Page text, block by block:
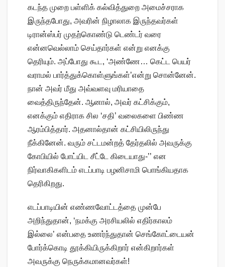
கடந்த முறை பள்ளிக் கல்வித்துறை அமைச்சராக
இருந்தபோது, அவரின் நிழாலாக இருந்தவர்கள்
டிரான்ஸ்பர் முதற்கொண்டு டெண்டர் வரை
என்னவெல்லாம் செய்தார்கள் என்று எனக்கு
தெரியும். அப்போது கூட, ‘அண்ணே… கெட்ட பெயர்
வராமல் பார்த்துக்கொள்ளுங்கள்’என்று சொன்னேன்.
நான் அவர் மீது அவ்வளவு மரியாதை
வைத்திருந்தேன். ஆனால், அவர் கட்சிக்கும்,
எனக்கும் எதிராக சில ‘சதி’ வலைகளை பிண்ண
ஆரம்பித்தார். அதனால்தான் கட்சியிலிருந்து
நீக்கினேன். வரும் சட்டமன்றத் தேர்தலில் அவருக்கு
கோபியில் போட்யிட சீட்டே கிடையாது-’’ என
நிர்வாகிகளிடம் எடப்பாடி பழனிசாமி பொங்கியதாக
தெரிகிறது.
எடப்பாடியின் எண்ணவோட்டத்தை முன்பே
அறிந்துதான், ‘நமக்கு அரசியலில் எதிர்காலம்
இல்லை’ என்பதை உணர்ந்துதான் செங்கோட்டையன்
போர்க்கொடி தூக்கியிருக்கிறார் என்கிறார்கள்
அவருக்கு நெருக்கமானவர்கள்!